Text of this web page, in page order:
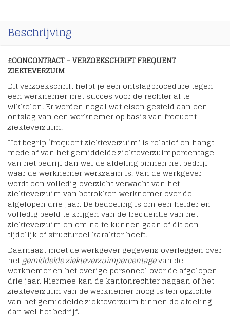
Beschrijving
£OONCONTRACT – VERZOEKSCHRIFT FREQUENT
ZIEKTEVERZUIM
Dit verzoekschrift helpt je een ontslagprocedure tegen
een werknemer met succes voor de rechter af te
wikkelen. Er worden nogal wat eisen gesteld aan een
ontslag van een werknemer op basis van frequent
ziekteverzuim.
Het begrip ‘frequent ziekteverzuim’ is relatief en hangt
mede af van het gemiddelde ziekteverzuimpercentage
van het bedrijf dan wel de afdeling binnen het bedrijf
waar de werknemer werkzaam is. Van de werkgever
wordt een volledig overzicht verwacht van het
ziekteverzuim van betrokken werknemer over de
afgelopen drie jaar. De bedoeling is om een helder en
volledig beeld te krijgen van de frequentie van het
ziekteverzuim en om na te kunnen gaan of dit een
tijdelijk of structureel karakter heeft.
Daarnaast moet de werkgever gegevens overleggen over
hetgemiddelde ziekteverzuimpercentagevan de
werknemer en het overige personeel over de afgelopen
drie jaar. Hiermee kan de kantonrechter nagaan of het
ziekteverzuim van de werknemer hoog is ten opzichte
van het gemiddelde ziekteverzuim binnen de afdeling
dan wel het bedrijf.